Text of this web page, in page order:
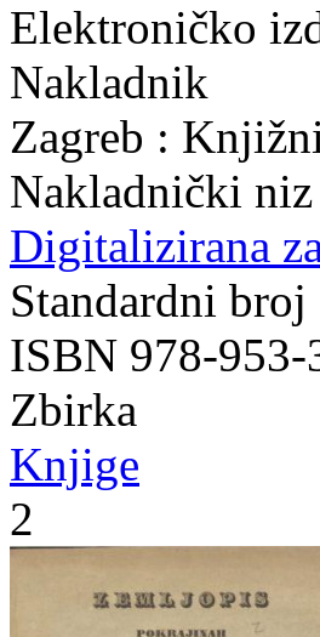
Elektroničko
Nakladnik
Zagreb :
Nakladnički niz
Digitalizirana
Standardni broj
ISBN 978-953-
Zbirka
Knjige
2